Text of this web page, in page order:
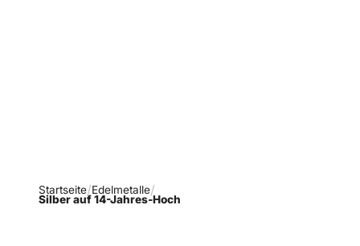
Startseite Edelmetalle
Silber auf 14-Jahres-Hoch